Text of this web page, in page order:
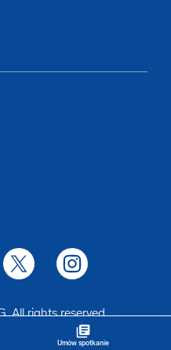
library_books
Umów spotkanie
All rights reserved.